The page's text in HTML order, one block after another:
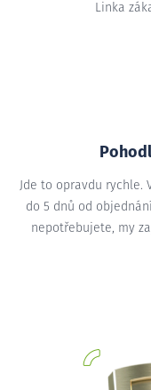
Linka
Jde to opravdu
do 5 dnů od
nepotřebujete, my